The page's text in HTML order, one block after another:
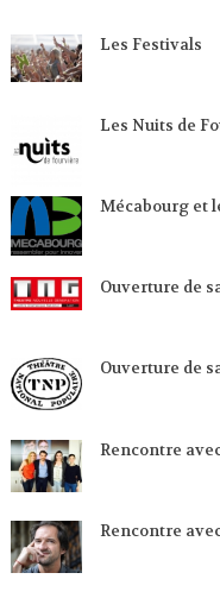
Les Festivals
Les Nuits de
Mécabourg et
Ouverture de
Ouverture de
Rencontre
Rencontre